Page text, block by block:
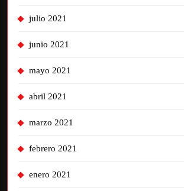
julio 2021
junio 2021
mayo 2021
abril 2021
marzo 2021
febrero 2021
enero 2021